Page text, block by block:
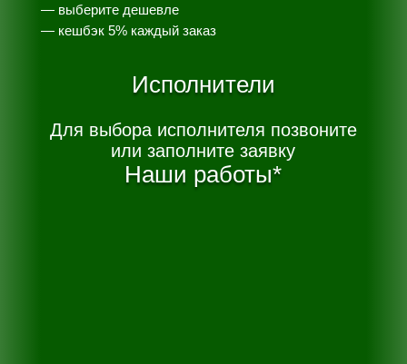
— выберите дешевле
— кешбэк 5% каждый заказ
Исполнители
Для выбора исполнителя позвоните
или заполните заявку
Наши работы*